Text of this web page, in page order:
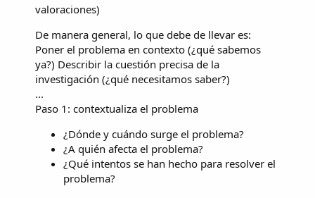
valoraciones)
De manera general, lo que debe de llevar es:
Poner el problema en contexto (¿qué sabemos
ya?) Describir la cuestión precisa de la
investigación (¿qué necesitamos saber?)
...
Paso 1: contextualiza el problema
¿Dónde y cuándo surge el problema?
¿A quién afecta el problema?
¿Qué intentos se han hecho para resolver el
problema?